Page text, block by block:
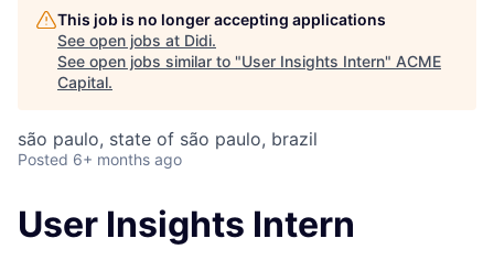
This job is no longer accepting applications
See open jobs at Didi.
See open jobs similar to "User Insights Intern" ACME
Capital.
são paulo, state of são paulo, brazil
Posted 6+ months ago
User Insights Intern